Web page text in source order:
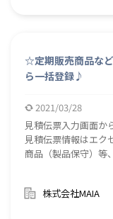
☆定期販売商品な
ら一括登録♪
2021/03/28
見積伝票入力画面か
見積伝票情報はエクセ
商品（製品保守）等
減します。 登録エ
力ファイルの不備を
株式会社MAIA